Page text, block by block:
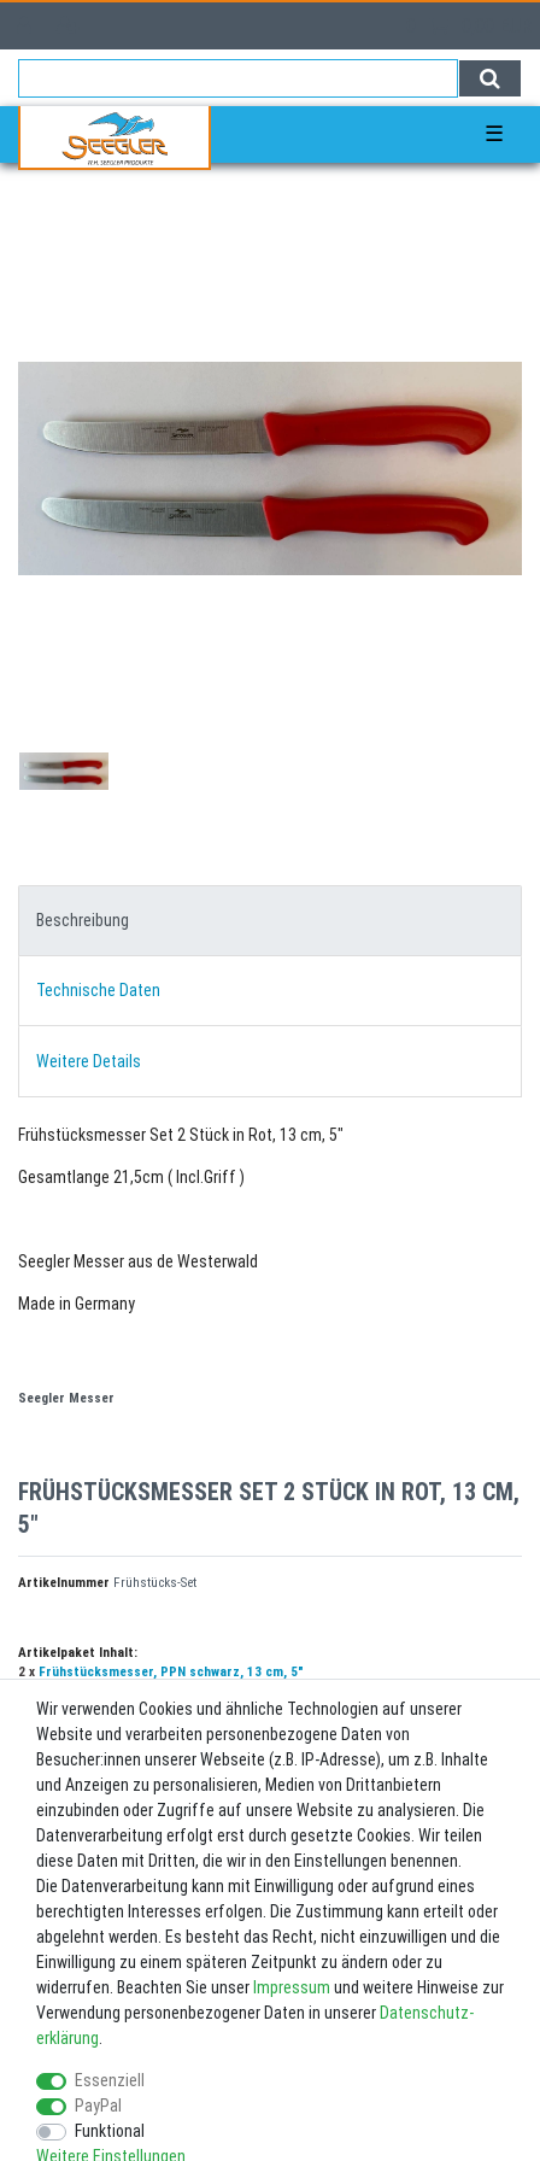
☰
Beschreibung
Technische Daten
Weitere Details
Frühstücksmesser Set 2 Stück in Rot, 13 cm, 5"
Gesamtlange 21,5cm ( Incl.Griff )
Seegler Messer aus de Westerwald
Made in Germany
Seegler Messer
FRÜHSTÜCKSMESSER SET 2 STÜCK IN ROT, 13 CM,
5"
Artikelnummer Frühstücks-Set
Artikelpaket Inhalt:
2 x Frühstücksmesser, PPN schwarz, 13 cm, 5"
UVP 12,00 €
10,00 EUR*
Lieferzeit ca. 2-3 Werktage.
In den Warenkorb
Wunschliste
* inkl. ges. MwSt. zzgl. Versandkosten
Wir verwenden Cookies und ähnliche Technologien auf unserer
Website und verarbeiten personenbezogene Daten von
Besucher:innen unserer Webseite (z.B. IP-Adresse), um z.B. Inhalte
und Anzeigen zu personalisieren, Medien von Drittanbietern
einzubinden oder Zugriffe auf unsere Website zu analysieren. Die
Datenverarbeitung erfolgt erst durch gesetzte Cookies. Wir teilen
diese Daten mit Dritten, die wir in den Einstellungen benennen.
Die Datenverarbeitung kann mit Einwilligung oder aufgrund eines
berechtigten Interesses erfolgen. Die Zustimmung kann erteilt oder
abgelehnt werden. Es besteht das Recht, nicht einzuwilligen und die
Einwilligung zu einem späteren Zeitpunkt zu ändern oder zu
widerrufen. Beachten Sie unser Impressum und weitere Hinweise zur
Verwendung personenbezogener Daten in unserer Daten­schutz­
erklärung
Essenziell
PayPal
Funktional
Weitere Einstellungen